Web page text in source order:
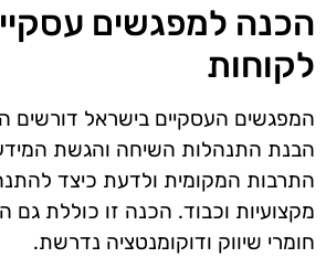
הכנה למפגשים
לקוחות
המפגשים העסקיים בישראל דורשים
הבנת התנהלות השיחה והגשת
התרבות המקומית ולדעת כיצד
מקצועיות וכבוד. הכנה זו כוללת
חומרי שיווק ודוקומנטציה נדרשת.